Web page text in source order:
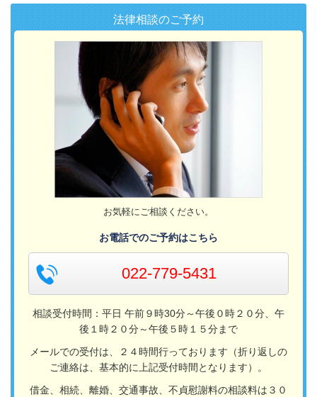
法律相談のご予約
お気軽にご相談ください。
お電話でのご予約はこちら
022-779-5431
相談受付時間：平日 午前９時30分～午後０時２０分、午
後１時２０分～午後５時１５分まで
メールでの受付は、２４時間行っております（折り返しの
ご連絡は、基本的に上記受付時間となります）。
借金、相続、離婚、交通事故、不貞慰謝料の相談料は３０